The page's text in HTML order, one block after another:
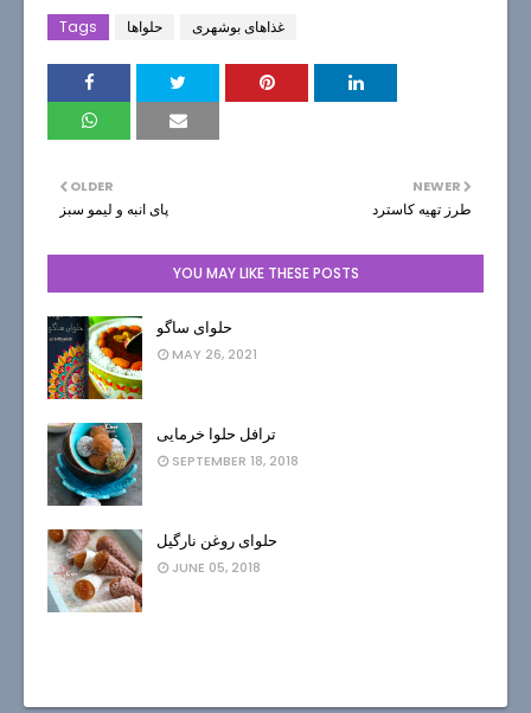
Tags حلواها غذاهای بوشهری
NEWER
طرز تهيه کاسترد
OLDER
پای انبه و لیمو سبز
YOU MAY LIKE THESE POSTS
حلوای ساگو
MAY 26, 2021
ترافل حلوا خرمایی
SEPTEMBER 18, 2018
حلوای روغن نارگیل
JUNE 05, 2018